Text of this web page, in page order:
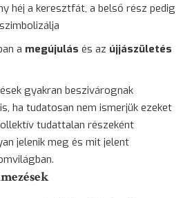
héj a keresztfát, a belső rész pedig
a megújulás és az újjászületés
gyakran beszivárognak
ha tudatosan nem ismerjük ezeket
tudattalan részeként
jelenik meg és mit jelent